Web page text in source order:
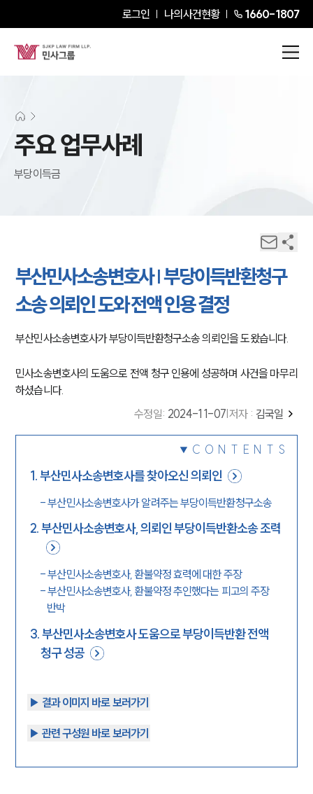
로그인 나의사건현황 1660-1807
주요 업무사례
부당이득금
부산민사소송변호사 | 부당이득반환청구
소송 의뢰인 도와 전액 인용 결정
부산민사소송변호사가 부당이득반환청구소송 의뢰인을 도왔습니다.
민사소송변호사의 도움으로 전액 청구 인용에 성공하며 사건을 마무리
하셨습니다.
수정일: 2024-11-07 저자 : 김국일
CONTENTS
1.부산민사소송변호사를 찾아오신 의뢰인
-부산민사소송변호사가 알려주는 부당이득반환청구소송
2.부산민사소송변호사, 의뢰인 부당이득반환소송 조력
-부산민사소송변호사, 환불약정 효력에 대한 주장
-부산민사소송변호사, 환불약정 추인했다는 피고의 주장
반박
3.부산민사소송변호사 도움으로 부당이득반환 전액
청구 성공
▶︎ 결과 이미지 바로 보러가기
▶︎ 관련 구성원 바로 보러가기